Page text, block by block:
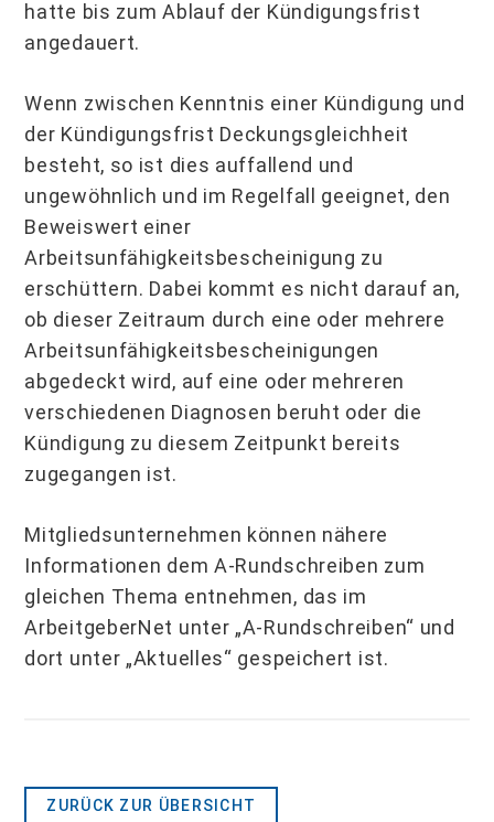
hatte bis zum Ablauf der Kündigungsfrist
angedauert.
Wenn zwischen Kenntnis einer Kündigung und
der Kündigungsfrist Deckungsgleichheit
besteht, so ist dies auffallend und
ungewöhnlich und im Regelfall geeignet, den
Beweiswert einer
Arbeitsunfähigkeitsbescheinigung zu
erschüttern. Dabei kommt es nicht darauf an,
ob dieser Zeitraum durch eine oder mehrere
Arbeitsunfähigkeitsbescheinigungen
abgedeckt wird, auf eine oder mehreren
verschiedenen Diagnosen beruht oder die
Kündigung zu diesem Zeitpunkt bereits
zugegangen ist.
Mitgliedsunternehmen können nähere
Informationen dem A-Rundschreiben zum
gleichen Thema entnehmen, das im
ArbeitgeberNet unter „A-Rundschreiben“ und
dort unter „Aktuelles“ gespeichert ist.
ZURÜCK ZUR ÜBERSICHT